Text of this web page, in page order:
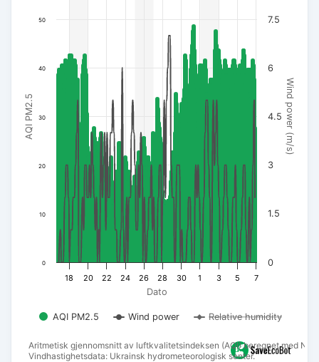
Aritmetisk gjennomsnitt av luftkvalitetsindeksen (AQI) beregnet med
Vindhastighetsdata: Ukrainsk hydrometeorologisk senter.
Dato
AQI PM2.5 Wind power (m/s)
AQI PM2.5 Wind power Relative humidity
18 20 22 24 26 28 30 1 3 5 7
0
10
20
30
40
50
0
1.5
3
4.5
6
7.5